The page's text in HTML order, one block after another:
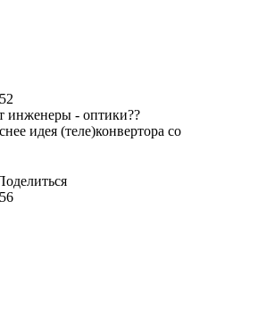
инженеры - оптики??
идея (теле)конвертора со